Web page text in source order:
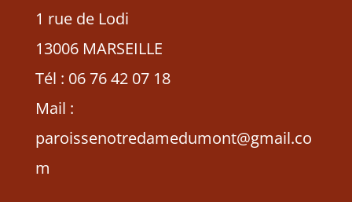
1 rue de Lodi
13006 MARSEILLE
Tél : 06 76 42 07 18
Mail :
paroissenotredamedumont@gmail.co
m